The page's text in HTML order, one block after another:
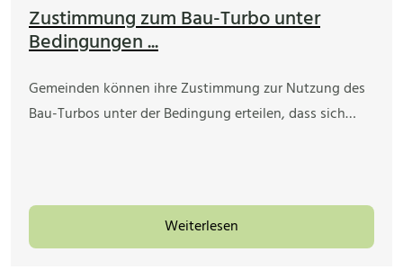
Zustimmung zum Bau-Turbo unter
Bedingungen ...
Gemeinden können ihre Zustimmung zur Nutzung des
Bau-Turbos unter der Bedingung erteilen, dass sich…
Weiterlesen